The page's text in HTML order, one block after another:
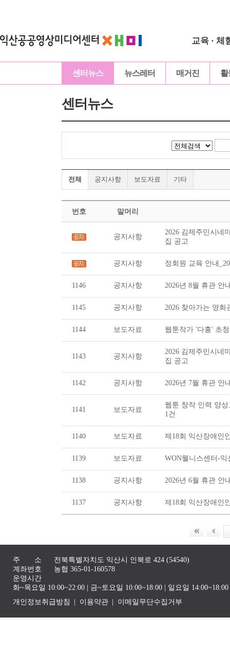
교육 · 체
센터뉴스 뉴스레터 매거진 활
센터뉴스
전체 공지사항 보도자료 기타
번호 말머리
공지사항
2026 김제주민시네
집 공고
공지사항 정회원 교육 안내
1146 공지사항 2026년 8월 휴관 안
1145 공지사항 2026 찾아가는 영화
1144 보도자료 웹툰작가 '다홍' 초
1143 공지사항
2026 김제주민시네
집 공고
1142 공지사항 2026년 7월 휴관 안
1141 보도자료
웹툰 창작 인력 양
1건
1140 보도자료 제18회 익산장애인
1139 보도자료 WON웰니스센터-
1138 공지사항 2026년 6월 휴관 안
1137 공지사항 제18회 익산장애인
주 소
전북특별자치도 익산시 인북로 424 (54540)
계좌번호
농협 365-01-160578
운영시간
화~목요일 10:00~22:00 | 금~토요일 10:00~18:00 | 일요일
개인정보취급방침
이용약관 이메일무단수집거부